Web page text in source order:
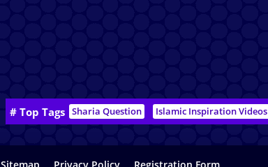
# Top Tags Sharia Question Islamic Inspiration Videos